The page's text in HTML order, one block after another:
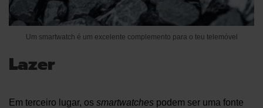
Um smartwatch é um excelente complemento para o teu telemóvel
Lazer
Em terceiro lugar, os smartwatches podem ser uma fonte